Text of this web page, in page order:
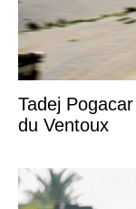
Tadej
du Ventoux